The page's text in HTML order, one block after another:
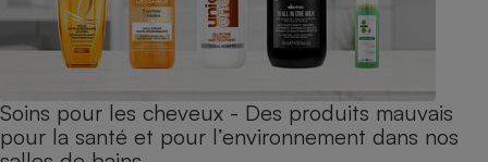
Soins pour les cheveux - Des produits mauvais
pour la santé et pour l’environnement dans nos